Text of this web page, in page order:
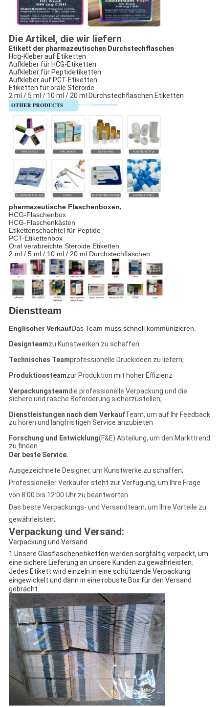
Die Artikel, die wir liefern
Etikett der pharmazeutischen Durchstechflaschen
Hcg-Kleber auf Etiketten
Aufkleber für HCG-Etiketten
Aufkleber für Peptidetiketten
Aufkleber auf PCT-Etiketten
Etiketten für orale Steroide
2 ml / 5 ml / 10 ml / 20 ml Durchstechflaschen Etiketten
pharmazeutische Flaschenboxen,
HCG-Flaschenbox
HCG-Flaschenkästen
Etikettenschachtel für Peptide
PCT-Etikettenbox
Oral verabreichte Steroide Etiketten
2 ml / 5 ml / 10 ml / 20 ml Durchstechflaschen
Dienstteam
Englischer VerkaufDas Team muss schnell kommunizieren.
Designteamzu Kunstwerken zu schaffen
Technisches Teamprofessionelle Druckideen zu liefern;
Produktionsteamzur Produktion mit hoher Effizienz
Verpackungsteamdie professionelle Verpackung und die
sichere und rasche Beförderung sicherzustellen;
Dienstleistungen nach dem VerkaufTeam, um auf Ihr Feedback
zu hören und langfristigen Service anzubieten
Forschung und Entwicklung(F&E) Abteilung, um den Markttrend
zu finden.
Der beste Service.
Ausgezeichnete Designer, um Kunstwerke zu schaffen;
Professioneller Verkäufer steht zur Verfügung, um Ihre Frage
von 8:00 bis 12:00 Uhr zu beantworten.
Das beste Verpackungs- und Versandteam, um Ihre Vorteile zu
gewährleisten;
Verpackung und Versand:
Verpackung und Versand
1.Unsere Glasflaschenetiketten werden sorgfältig verpackt, um
eine sichere Lieferung an unsere Kunden zu gewährleisten.
Jedes Etikett wird einzeln in eine schützende Verpackung
eingewickelt und dann in eine robuste Box für den Versand
gebracht.